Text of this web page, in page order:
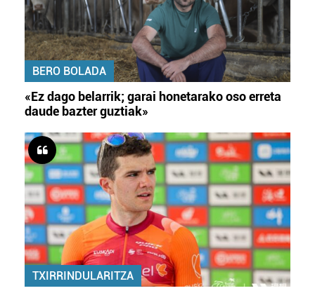
BERO BOLADA
«Ez dago belarrik; garai honetarako oso erreta
daude bazter guztiak»
TXIRRINDULARITZA